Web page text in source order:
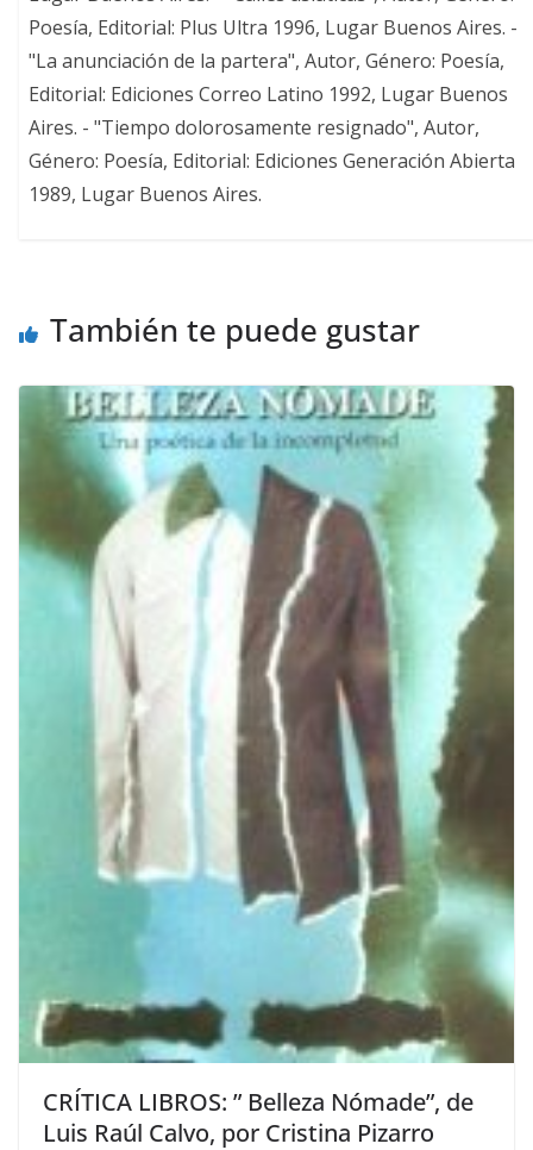
Poesía, Editorial: Plus Ultra 1996, Lugar Buenos Aires. -
"La anunciación de la partera", Autor, Género: Poesía,
Editorial: Ediciones Correo Latino 1992, Lugar Buenos
Aires. - "Tiempo dolorosamente resignado", Autor,
Género: Poesía, Editorial: Ediciones Generación Abierta
1989, Lugar Buenos Aires.
También te puede gustar
CRÍTICA LIBROS: ” Belleza Nómade”, de
Luis Raúl Calvo, por Cristina Pizarro